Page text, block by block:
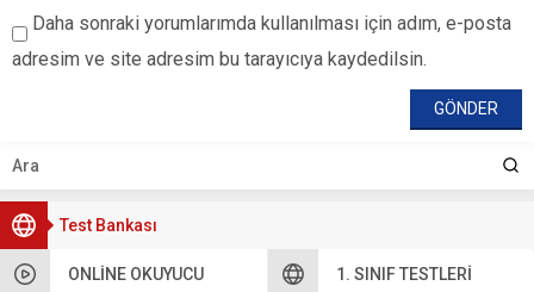
Test Bankası
ONLINE OKUYUCU 1. SINIF TESTLERI
Daha sonraki yorumlarımda kullanılması için adım, e-posta
adresim ve site adresim bu tarayıcıya kaydedilsin.